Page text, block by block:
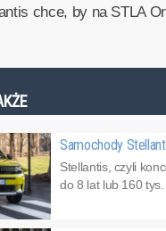
chce, by na STLA
Samochody
Stellantis, czyli
do 8 lat lub 160